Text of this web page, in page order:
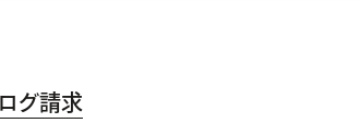
グ請求